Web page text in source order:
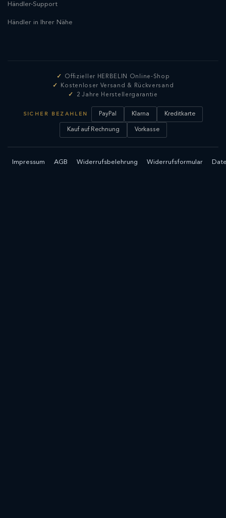
Händler-Support
Händler in Ihrer Nähe
Offizieller HERBELIN Online-Shop
Kostenloser Versand & Rückversand
2 Jahre Herstellergarantie
SICHER BEZAHLEN PayPal Klarna Kreditkarte
Kauf auf Rechnung Vorkasse
Impressum AGB Widerrufsbelehrung Widerrufsformular